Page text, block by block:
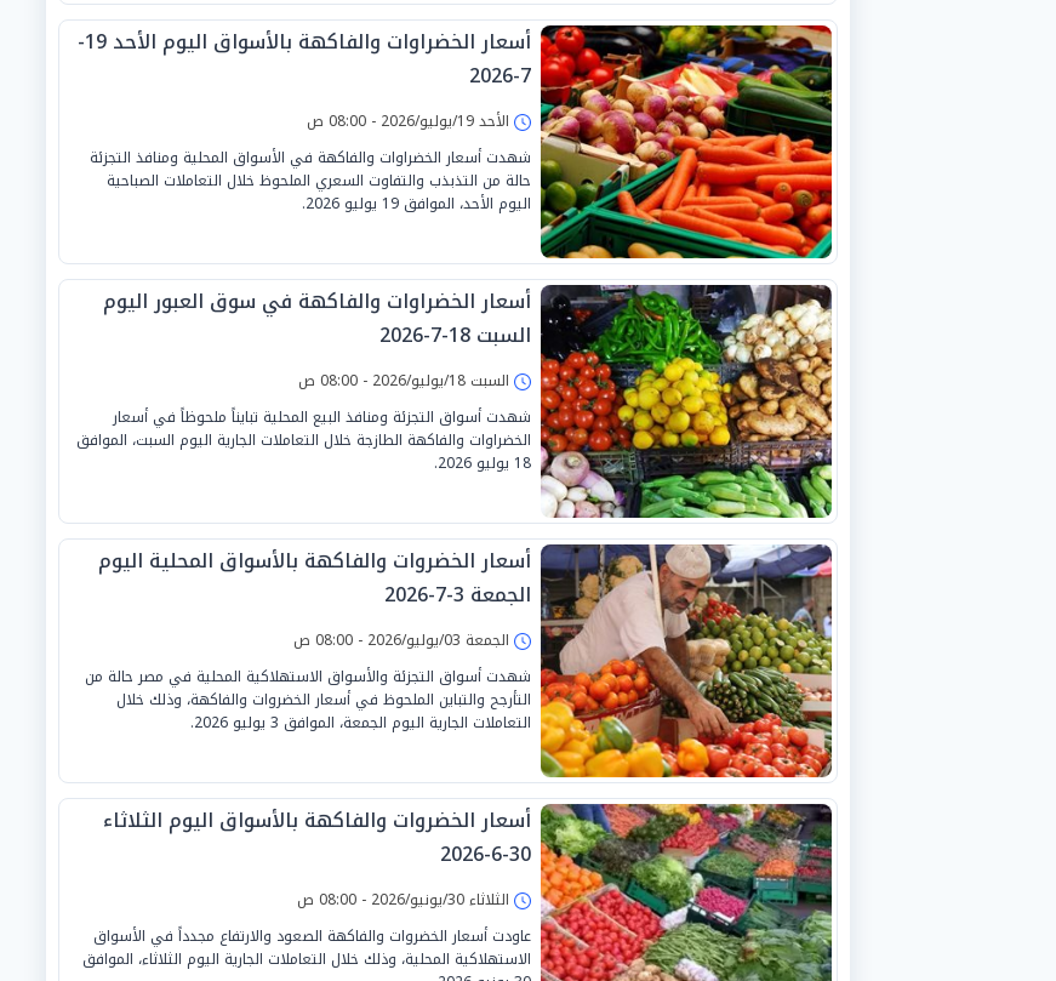
أسعار الخضراوات والفاكهة بالأسواق اليوم الأحد 19-
7-2026
الأحد 19/يوليو/2026 - 08:00 ص
شهدت أسعار الخضراوات والفاكهة في الأسواق المحلية ومنافذ التجزئة
حالة من التذبذب والتفاوت السعري الملحوظ خلال التعاملات الصباحية
اليوم الأحد، الموافق 19 يوليو 2026.
أسعار الخضراوات والفاكهة في سوق العبور اليوم
السبت 18-7-2026
السبت 18/يوليو/2026 - 08:00 ص
شهدت أسواق التجزئة ومنافذ البيع المحلية تبايناً ملحوظاً في أسعار
الخضراوات والفاكهة الطازجة خلال التعاملات الجارية اليوم السبت، الموافق
18 يوليو 2026.
أسعار الخضروات والفاكهة بالأسواق المحلية اليوم
الجمعة 3-7-2026
الجمعة 03/يوليو/2026 - 08:00 ص
شهدت أسواق التجزئة والأسواق الاستهلاكية المحلية في مصر حالة من
التأرجح والتباين الملحوظ في أسعار الخضروات والفاكهة، وذلك خلال
التعاملات الجارية اليوم الجمعة، الموافق 3 يوليو 2026.
أسعار الخضروات والفاكهة بالأسواق اليوم الثلاثاء
30-6-2026
الثلاثاء 30/يونيو/2026 - 08:00 ص
عاودت أسعار الخضروات والفاكهة الصعود والارتفاع مجدداً في الأسواق
الاستهلاكية المحلية، وذلك خلال التعاملات الجارية اليوم الثلاثاء، الموافق